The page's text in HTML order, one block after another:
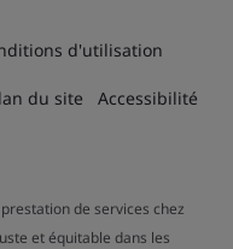
d'utilisation
du site Accessibilité
de services chez
et équitable dans les